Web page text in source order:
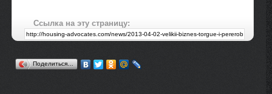
Ссылка на эту страницу:
Поделиться…